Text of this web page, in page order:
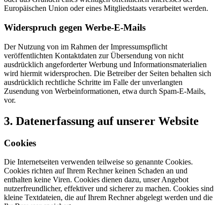
Europäischen Union oder eines Mitgliedstaats verarbeitet werden.
Widerspruch gegen Werbe-E-Mails
Der Nutzung von im Rahmen der Impressumspflicht
veröffentlichten Kontaktdaten zur Übersendung von nicht
ausdrücklich angeforderter Werbung und Informationsmaterialien
wird hiermit widersprochen. Die Betreiber der Seiten behalten sich
ausdrücklich rechtliche Schritte im Falle der unverlangten
Zusendung von Werbeinformationen, etwa durch Spam-E-Mails,
vor.
3. Datenerfassung auf unserer Website
Cookies
Die Internetseiten verwenden teilweise so genannte Cookies.
Cookies richten auf Ihrem Rechner keinen Schaden an und
enthalten keine Viren. Cookies dienen dazu, unser Angebot
nutzerfreundlicher, effektiver und sicherer zu machen. Cookies sind
kleine Textdateien, die auf Ihrem Rechner abgelegt werden und die